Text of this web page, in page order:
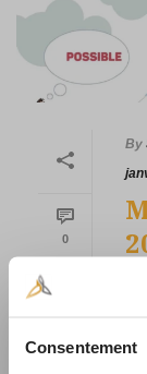
Consentement
0
By